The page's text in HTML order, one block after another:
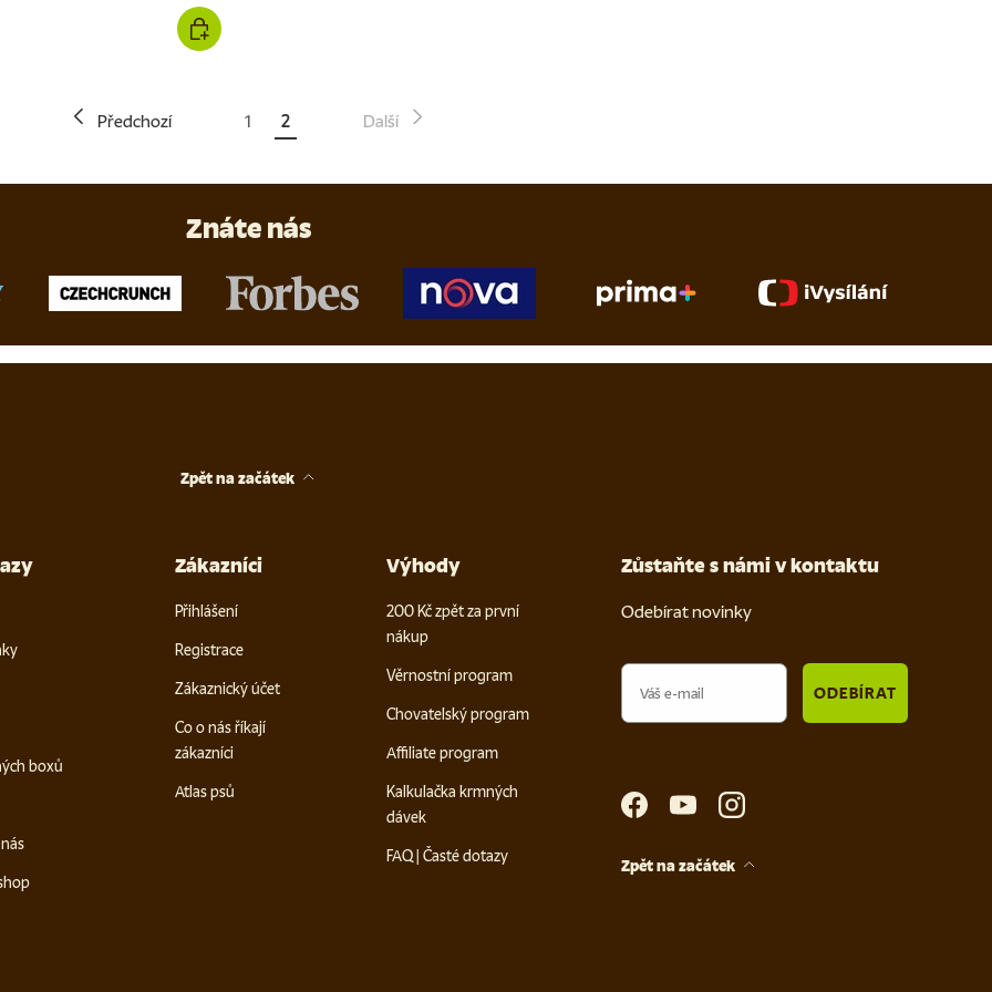
Předchozí 1 2 Další
Znáte nás
Zpět na začátek
boxů
Zákazníci
Přihlášení
Registrace
Zákaznický účet
Co o nás říkají
zákazníci
Atlas psů
Výhody
200 Kč zpět za první
nákup
Věrnostní program
Chovatelský program
Affiliate program
Kalkulačka krmných
dávek
FAQ | Časté dotazy
Zůstaňte s námi v kontaktu
Odebírat novinky
Email
ODEBÍRAT
FacebookYouTubeInstagram
Zpět na začátek